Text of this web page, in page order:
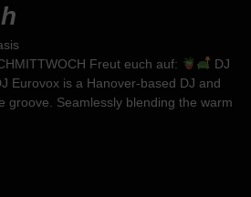
Freut euch auf:
DJ
Eurovox is a Hanover-based DJ and
groove. Seamlessly blending the warm